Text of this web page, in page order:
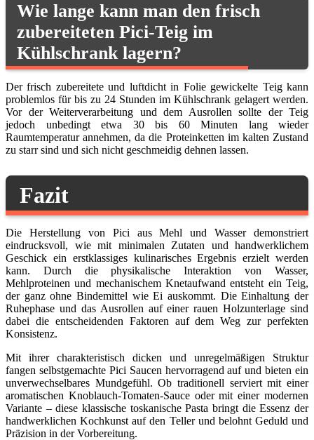
Wie lange kann man den frisch
zubereiteten Pici-Teig im
Kühlschrank lagern?
Der frisch zubereitete und luftdicht in Folie gewickelte Teig kann
problemlos für bis zu 24 Stunden im Kühlschrank gelagert werden.
Vor der Weiterverarbeitung und dem Ausrollen sollte der Teig
jedoch unbedingt etwa 30 bis 60 Minuten lang wieder
Raumtemperatur annehmen, da die Proteinketten im kalten Zustand
zu starr sind und sich nicht geschmeidig dehnen lassen.
Fazit
Die Herstellung von Pici aus Mehl und Wasser demonstriert
eindrucksvoll, wie mit minimalen Zutaten und handwerklichem
Geschick ein erstklassiges kulinarisches Ergebnis erzielt werden
kann. Durch die physikalische Interaktion von Wasser,
Mehlproteinen und mechanischem Knetaufwand entsteht ein Teig,
der ganz ohne Bindemittel wie Ei auskommt. Die Einhaltung der
Ruhephase und das Ausrollen auf einer rauen Holzunterlage sind
dabei die entscheidenden Faktoren auf dem Weg zur perfekten
Konsistenz.
Mit ihrer charakteristisch dicken und unregelmäßigen Struktur
fangen selbstgemachte Pici Saucen hervorragend auf und bieten ein
unverwechselbares Mundgefühl. Ob traditionell serviert mit einer
aromatischen Knoblauch-Tomaten-Sauce oder mit einer modernen
Variante – diese klassische toskanische Pasta bringt die Essenz der
handwerklichen Kochkunst auf den Teller und belohnt Geduld und
Präzision in der Vorbereitung.